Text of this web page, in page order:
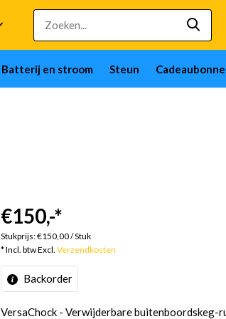
Batterij en stroom Steun
€150,-*
Stukprijs:€150,00/Stuk
* Incl. btw Excl.Verzendkosten
Backorder
VersaChock - Verwijderbare buitenboordskeg-